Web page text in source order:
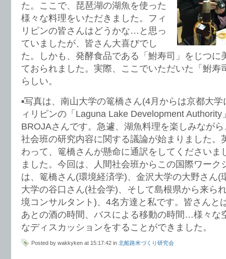
た。ここで、琵琶湖の湖魚を使った
様々な料理をいただきました。フィ
リピンの皆さんはどうかな…と思っ
ていましたが、皆さん大喜びでし
た。しかも、発酵食品である「鮒寿司」をじつに
ておられました。実際、ここでいただいた「鮒寿
らしい。
▪︎写真は、南山大学の篭橋さん(4月からは京都大
ィリピンの「Laguna Lake Development
BROJAさんです。急遽、湖魚料理を楽しみなが
社会班の研究内容に関する議論が始まりました。
わって、篭橋さんが懸命に通訳をしてくださいま
ました。今回は、人間社会班からこの国際ワーク
は、篭橋さん(環境経済学)、金沢大学の大野さん(
大学の谷口さん(社会学)、そして島根県から来ら
境コンサルタント)、4名方達と私です。皆さんと
あとの酒の時間、バスによる移動の時間…様々な
なディスカッションをすることができました。
Posted by wakkyken at 15:17:42 in 北船路米づくり研究会